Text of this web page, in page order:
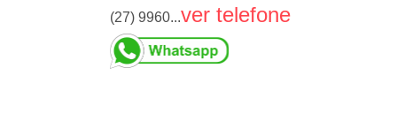
(27) 9960...ver telefone